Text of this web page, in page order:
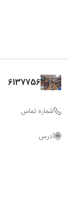
6137756
شماره تماس
آدرس